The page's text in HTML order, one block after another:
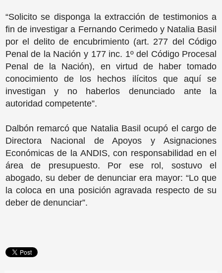
“Solicito se disponga la extracción de testimonios a
fin de investigar a Fernando Cerimedo y Natalia Basil
por el delito de encubrimiento (art. 277 del Código
Penal de la Nación y 177 inc. 1º del Código Procesal
Penal de la Nación), en virtud de haber tomado
conocimiento de los hechos ilícitos que aquí se
investigan y no haberlos denunciado ante la
autoridad competente”.
Dalbón remarcó que Natalia Basil ocupó el cargo de
Directora Nacional de Apoyos y Asignaciones
Económicas de la ANDIS, con responsabilidad en el
área de presupuesto. Por ese rol, sostuvo el
abogado, su deber de denunciar era mayor: “Lo que
la coloca en una posición agravada respecto de su
deber de denunciar”.